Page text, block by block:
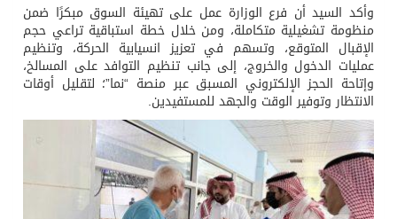
وأكد السيد أن فرع الوزارة عمل على تهيئة السوق مبكرًا ضمن
منظومة تشغيلية متكاملة، ومن خلال خطة استباقية تراعي حجم
الإقبال المتوقع، وتسهم في تعزيز انسيابية الحركة، وتنظيم
عمليات الدخول والخروج، إلى جانب تنظيم التوافد على المسالخ،
وإتاحة الحجز الإلكتروني المسبق عبر منصة “نما”؛ لتقليل أوقات
الانتظار وتوفير الوقت والجهد للمستفيدين.